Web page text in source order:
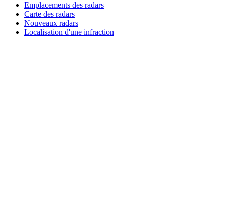
Emplacements des radars
Carte des radars
Nouveaux radars
Localisation d'une infraction